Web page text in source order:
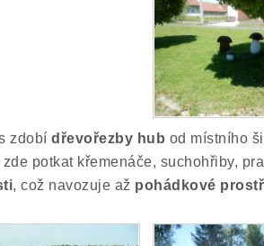
zdobí dřevořezby hub od místního
potkat křemenáče, suchohřiby,
, což navozuje až pohádkové